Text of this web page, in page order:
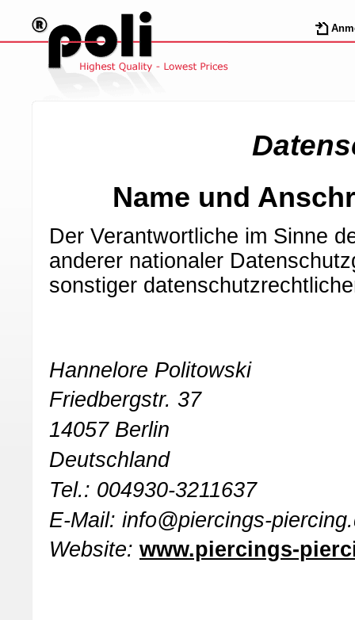
Name und
Der Verantwortliche im Sinne
anderer nationaler
sonstiger
Hannelore Politowski
Friedbergstr. 37
14057 Berlin
Deutschland
Tel.: 004930-3211637
E-Mail: info@piercings-
Website: www.piercings-